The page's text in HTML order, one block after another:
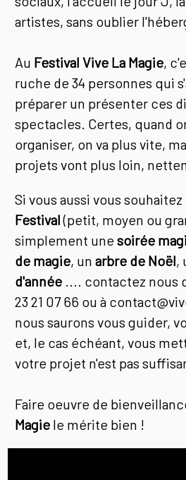
artistes, sans oublier
Au Festival Vive La Magie,
ruche de 34 personnes qui
préparer un présenter ces
spectacles. Certes, quand
organiser, on va plus vite,
projets vont plus loin,
Si vous aussi vous
Festival(petit, moyen ou
simplement unesoirée
de magie, unarbre de Noël,
d'année .... contactez nous
23 21 07 66 ou à
nous saurons vous guider,
et, le cas échéant, vous
votre projet n'est pas
Faire oeuvre de
Magie le mérite bien !